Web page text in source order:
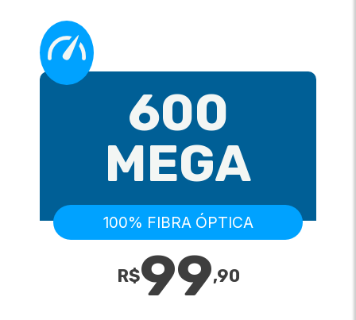
600
MEGA
100% FIBRA ÓPTICA
R$99,90